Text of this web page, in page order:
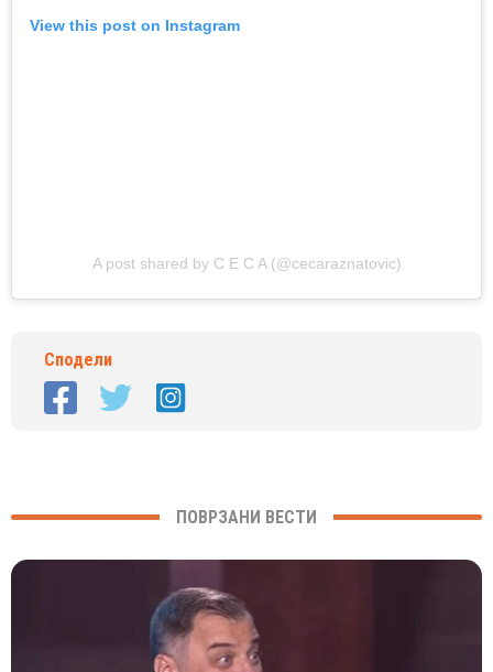
View this post on Instagram
A post shared by C E C A (@cecaraznatovic)
Сподели
ПОВРЗАНИ ВЕСТИ